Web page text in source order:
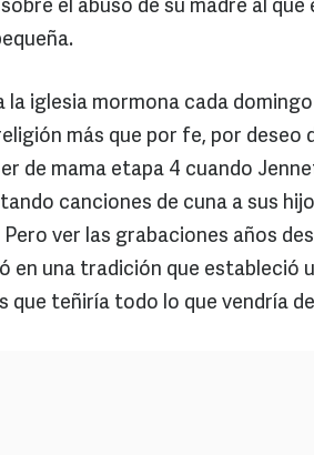
el abuso de su madre al que
iglesia mormona cada
más que por fe, por deseo
de mama etapa 4 cuando
canciones de cuna a sus
ver las grabaciones años
en una tradición que estableció
que teñiría todo lo que vendría